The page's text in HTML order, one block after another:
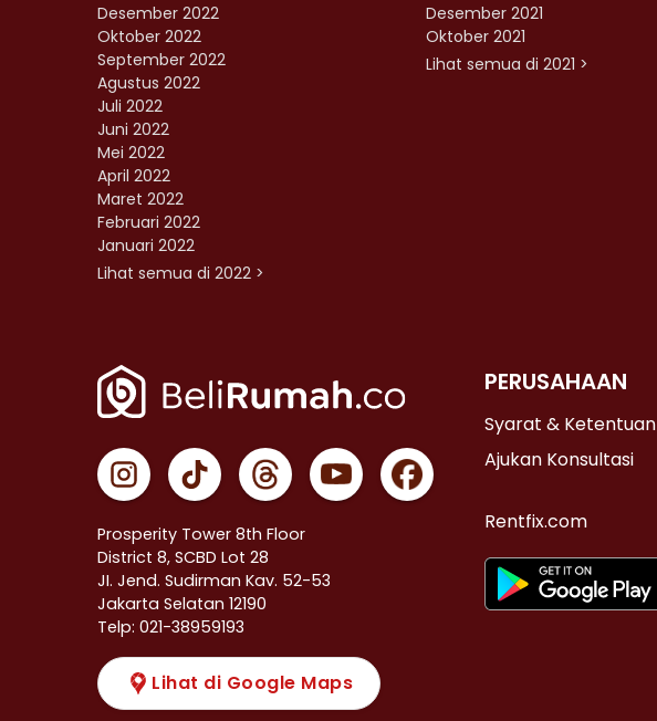
Desember 2022
Oktober 2022
September 2022
Agustus 2022
Juli 2022
Juni 2022
Mei 2022
April 2022
Maret 2022
Februari 2022
Januari 2022
Lihat semua di 2022 >
Desember 2021
Oktober 2021
Lihat semua di 2021 >
Prosperity Tower 8th Floor
District 8, SCBD Lot 28
JI. Jend. Sudirman Kav. 52-53
Jakarta Selatan 12190
Telp: 021-38959193
Lihat di Google Maps
PERUSAHAAN
Syarat & Ketentuan
Ajukan Konsultasi
Rentfix.com